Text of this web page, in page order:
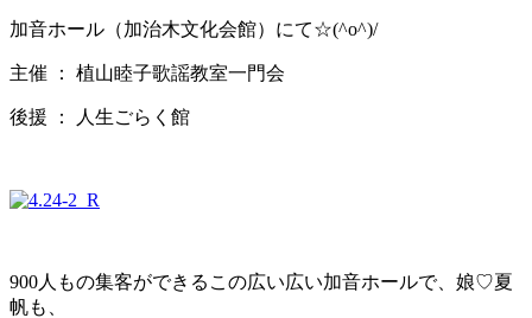
加音ホール（加治木文化会館）にて☆(^o^)/
主催 ： 植山睦子歌謡教室一門会
後援 ： 人生ごらく館
900人もの集客ができるこの広い広い加音ホールで、娘♡夏
帆も、